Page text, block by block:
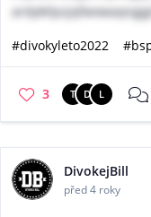
#divokyleto2022
3 T D L
DivokejBill
před 4 roky